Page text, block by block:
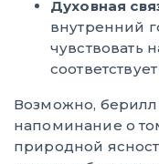
Духовная
внутренний
чувствовать
Возможно,
напоминание о
природной